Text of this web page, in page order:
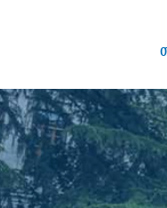
STATE UNIVERSITY